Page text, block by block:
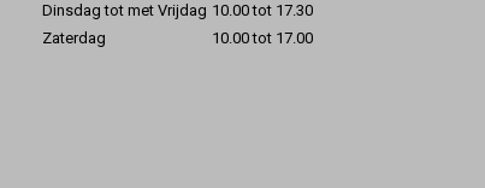
Dinsdag tot met Vrijdag 10.00 tot 17.30
Zaterdag
10.00 tot 17.00